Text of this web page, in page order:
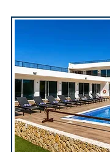
Sleeps
Max
pool
heatin
g
4